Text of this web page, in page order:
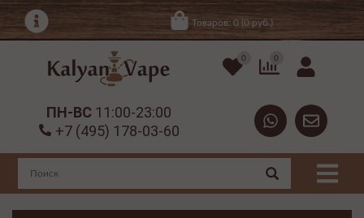
Товаров: 0 (0 руб.)
0 0
ПН-ВС 11:00-23:00
+7 (495) 178-03-60